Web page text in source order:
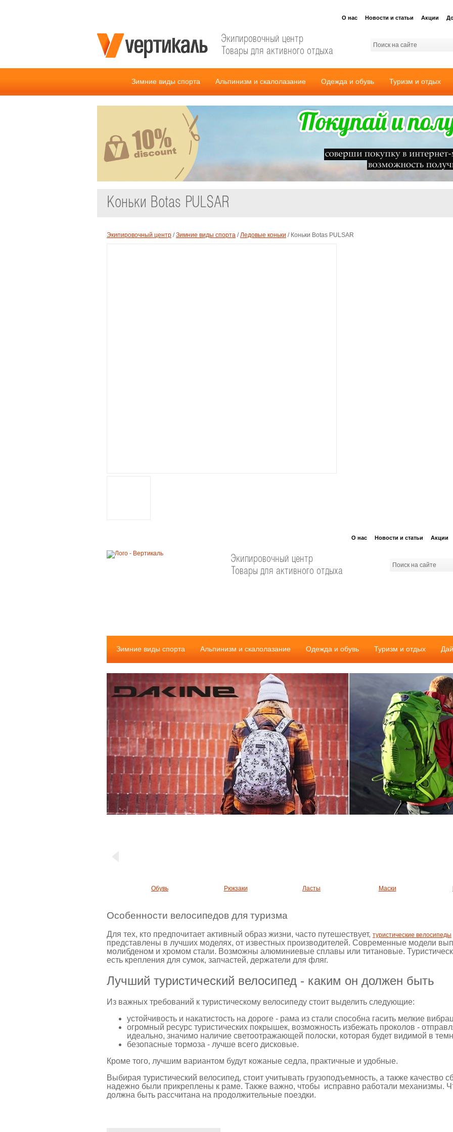
Экипировочный центр
Товары для активного отдыха
О нас Новости и статьи Акции
Зимние виды спорта Альпинизм и скалолазание Одежда и обувь Туризм и отдых
Коньки Botas PULSAR
Экипировочный центр /Зимние виды спорта /Ледовые коньки / Коньки Botas PULSAR
Экипировочный центр
Товары для активного отдыха
О нас Новости и статьи Акции
Зимние виды спорта Альпинизм и скалолазание Одежда и обувь Туризм и отдых
Обувь Рюкзаки Ласты Маски
Особенности велосипедов для туризма
Для тех, кто предпочитает активный образ жизни, часто путешествует, туристические велосипеды
представлены в лучших моделях, от известных производителей. Современные модели
молибденом и хромом стали. Возможны алюминиевые сплавы или титановые.
есть крепления для сумок, запчастей, держатели для фляг.
Лучший туристический велосипед - каким он должен быть
Из важных требований к туристическому велосипеду стоит выделить следующие:
устойчивость и накатистость на дороге - рама из стали способна гасить мелкие
огромный ресурс туристических покрышек, возможность избежать проколов -
идеально, значимо наличие светоотражающей полоски, которая будет видимой в
безопасные тормоза - лучше всего дисковые.
Кроме того, лучшим вариантом будут кожаные седла, практичные и удобные.
Выбирая туристический велосипед, стоит учитывать грузоподъемность, а также качество
надежно были прикреплены к раме. Также важно, чтобы исправно работали механизмы.
должна быть рассчитана на продолжительные поездки.